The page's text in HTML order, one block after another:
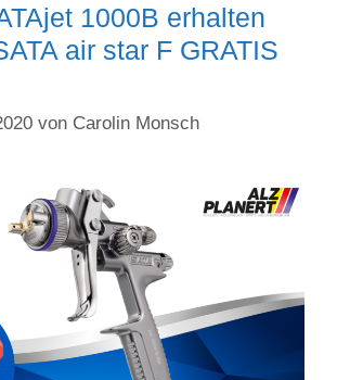
1000B erhalten
air star F GRATIS
von Carolin Monsch